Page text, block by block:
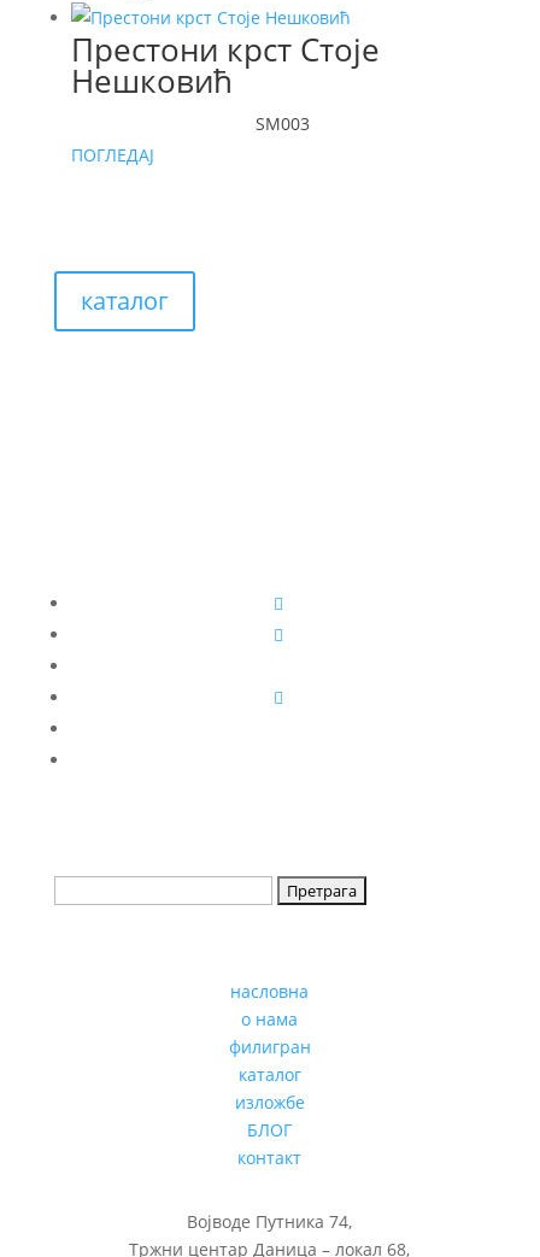
Престони крст Стоје
Нешковић
SM003
ПОГЛЕДАЈ
каталог
насловна
о нама
филигран
каталог
изложбе
БЛОГ
контакт
Војводе Путника 74,
Тржни центар Даница – локал 68,